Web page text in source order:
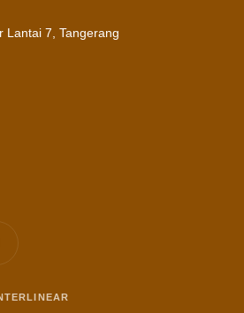
Lantai 7, Tangerang